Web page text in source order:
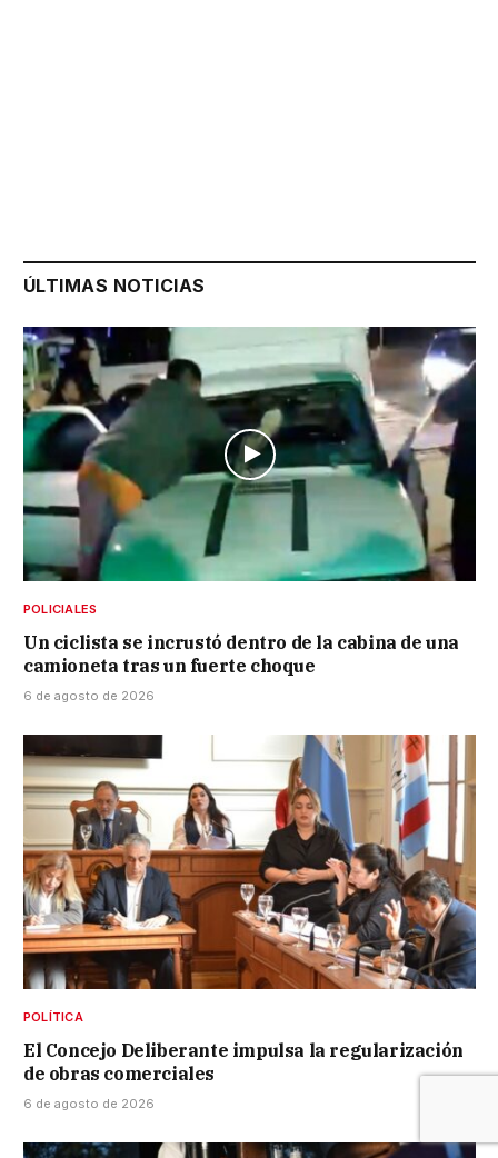
ÚLTIMAS NOTICIAS
POLICIALES
Un ciclista se incrustó dentro de la cabina de una
camioneta tras un fuerte choque
6 de agosto de 2026
POLÍTICA
El Concejo Deliberante impulsa la regularización
de obras comerciales
6 de agosto de 2026